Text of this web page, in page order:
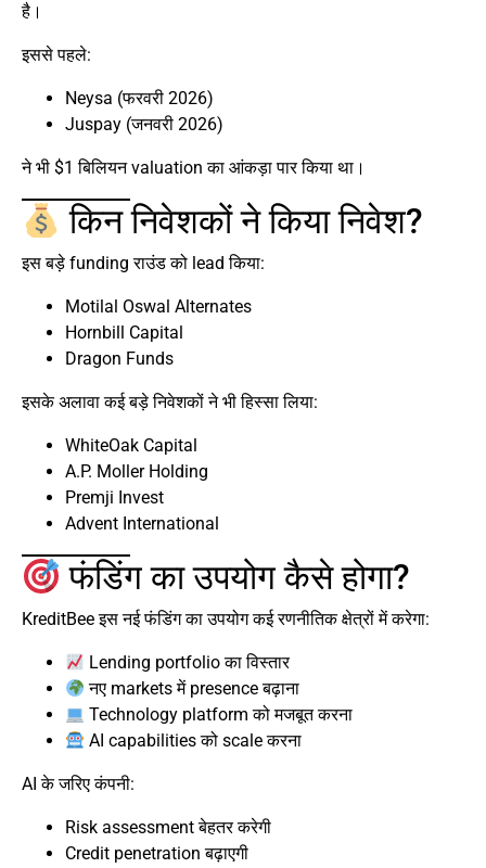
है।
इससे पहले:
Neysa (फरवरी 2026)
Juspay (जनवरी 2026)
ने भी $1 बिलियन valuation का आंकड़ा पार किया था।
किन निवेशकों ने किया निवेश?
इस बड़े funding राउंड को lead किया:
Motilal Oswal Alternates
Hornbill Capital
Dragon Funds
इसके अलावा कई बड़े निवेशकों ने भी हिस्सा लिया:
WhiteOak Capital
A.P. Moller Holding
Premji Invest
Advent International
फंडिंग का उपयोग कैसे होगा?
KreditBee इस नई फंडिंग का उपयोग कई रणनीतिक क्षेत्रों में करेगा:
Lending portfolio का विस्तार
नए markets में presence बढ़ाना
Technology platform को मजबूत करना
AI capabilities को scale करना
AI के जरिए कंपनी:
Risk assessment बेहतर करेगी
Credit penetration बढ़ाएगी